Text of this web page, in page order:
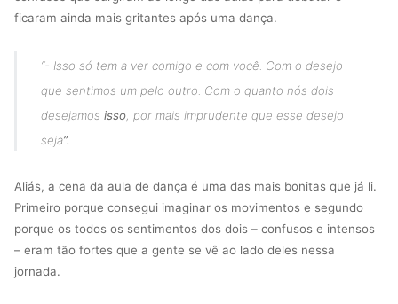
ficaram ainda mais gritantes após uma dança.
“- Isso só tem a ver comigo e com você. Com o desejo
que sentimos um pelo outro. Com o quanto nós dois
desejamosisso, por mais imprudente que esse desejo
seja”.
Aliás, a cena da aula de dança é uma das mais bonitas que já li.
Primeiro porque consegui imaginar os movimentos e segundo
porque os todos os sentimentos dos dois – confusos e intensos
– eram tão fortes que a gente se vê ao lado deles nessa
jornada.